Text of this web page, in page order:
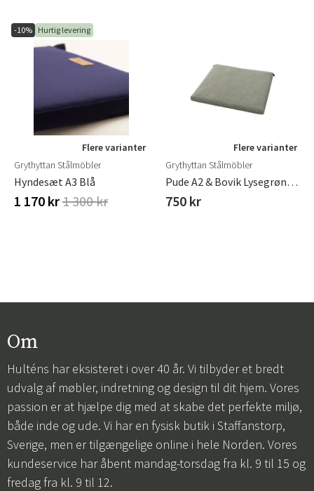
-10% Hurtig levering
Flere varianter
Grythyttan Stålmöbler
Hyndesæt A3 Blå
1 170 kr1 300 kr
Flere varianter
Grythyttan Stålmöbler
Pude A2 & Bovik Lysegrøn, L 41 B 44 H 3 Cm
750 kr
Om
Hulténs har eksisteret i over 40 år. Vi tilbyder et bredt
udvalg af møbler, indretning og design til dit hjem. Vores
passion er at hjælpe dig med at skabe det perfekte miljø,
både inde og ude. Vi har en fysisk butik i Staffanstorp,
Sverige, men er tilgængelige online i hele Norden. Vores
kundeservice har åbent mandag-torsdag fra kl. 9 til 15 og
fredag fra kl. 9 til 12.